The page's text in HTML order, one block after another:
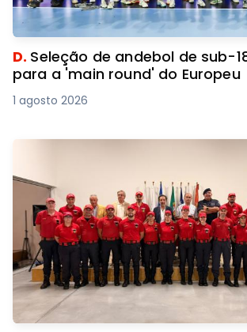
D. Seleção de andebol de sub-
para a 'main round' do Europeu
1 agosto 2026